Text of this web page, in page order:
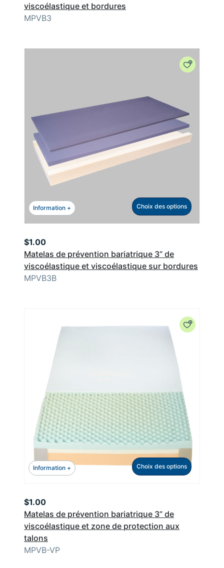
viscoélastique et bordures
MPVB3
Information + Choix des options
Matelas de prévention bariatrique 3” de
viscoélastique et viscoélastique sur bordures
$1.00
MPVB3B
Information + Choix des options
Matelas de prévention bariatrique 3” de
viscoélastique et zone de protection aux
talons
$1.00
MPVB-VP